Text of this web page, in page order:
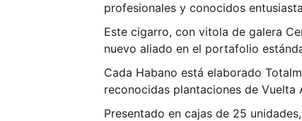
profesionales y conocidos
Este cigarro, con vitola de galera
nuevo aliado en el portafolio
Cada Habano está elaborado
reconocidas plantaciones de Vuelta
Presentado en cajas de 25